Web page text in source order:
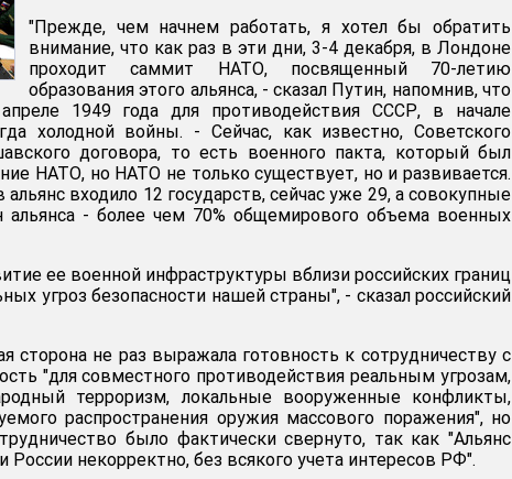
"Прежде, чем начнем работать, я хотел бы обратить
внимание, что как раз в эти дни, 3-4 декабря, в Лондоне
проходит саммит НАТО, посвященный 70-летию
образования этого альянса, - сказал Путин, напомнив, что
1949 года для противодействия СССР, в начале
холодной войны. - Сейчас, как известно, Советского
договора, то есть военного пакта, который был
НАТО, но НАТО не только существует, но и развивается.
входило 12 государств, сейчас уже 29, а совокупные
альянса - более чем 70% общемирового объема военных
ее военной инфраструктуры вблизи российских границ
угроз безопасности нашей страны", - сказал российский
сторона не раз выражала готовность к сотрудничеству с
"для совместного противодействия реальным угрозам,
терроризм, локальные вооруженные конфликты,
распространения оружия массового поражения", но
было фактически свернуто, так как "Альянс
некорректно, без всякого учета интересов РФ".